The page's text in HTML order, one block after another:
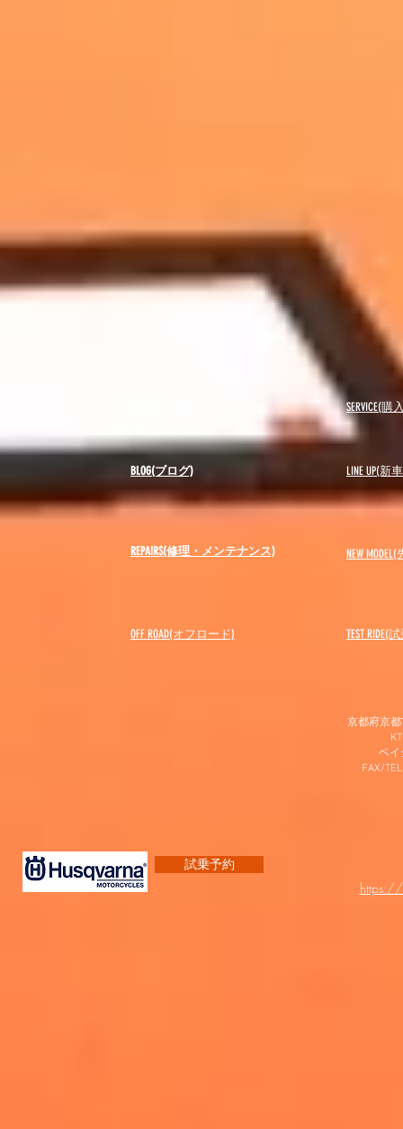
BLOG(ブログ)
SERVICE(
LINE UP(新
REPAIRS(修理・メンテナンス) NEW MODEL(
OFF ROAD(オフロード) ​TEST RIDE(
京都府京
ベイ
FAX/
試乗予約
https://